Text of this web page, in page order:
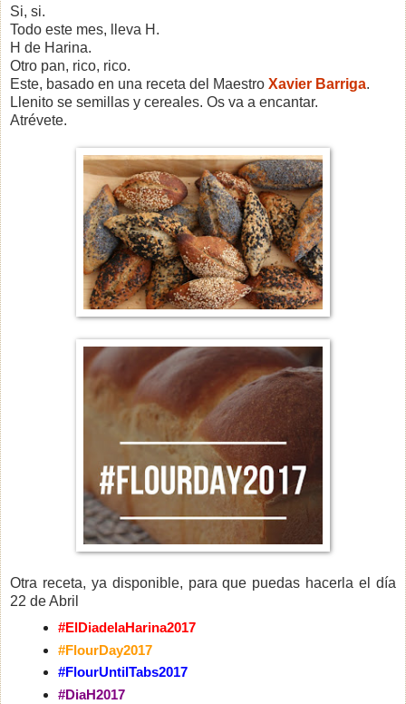
Si, si.
Todo este mes, lleva H.
H de Harina.
Otro pan, rico, rico.
Este, basado en una receta del Maestro Xavier Barriga.
Llenito se semillas y cereales. Os va a encantar.
Atrévete.
Otra receta, ya disponible, para que puedas hacerla el día
22 de Abril
#ElDiadelaHarina2017
#FlourDay2017
#FlourUntilTabs2017
#DiaH2017